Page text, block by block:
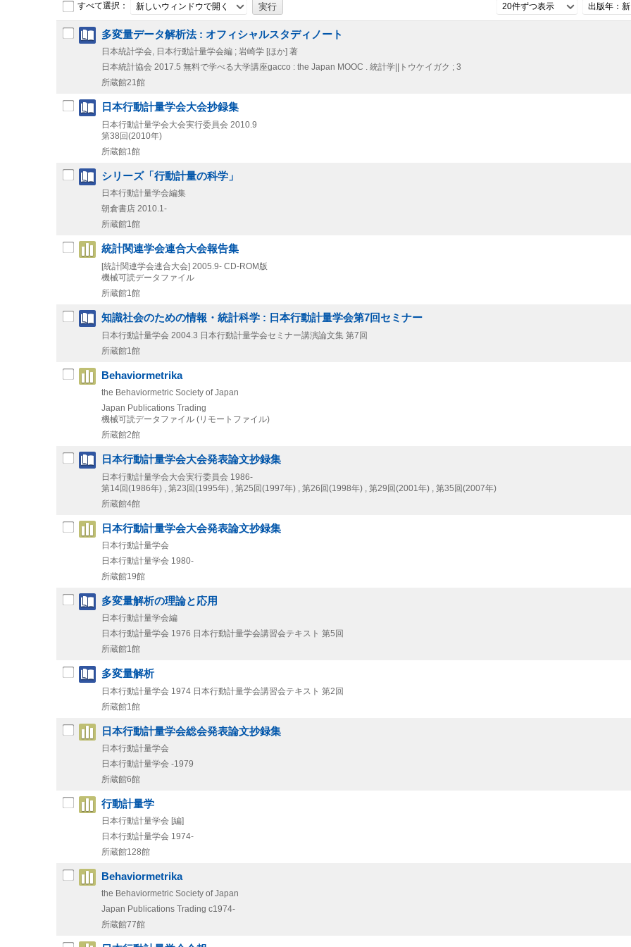
すべて選択： 新しいウィンドウで開く 20件ずつ表示 出版年：
多変量データ解析法 : オフィシャルスタディノート
日本統計学会, 日本行動計量学会編 ; 岩崎学 [ほか] 著
日本統計協会 2017.5 無料で学べる大学講座gacco : the Japan MOOC . 統計学||トウケイガク ; 3
所蔵館21館
日本行動計量学会大会抄録集
日本行動計量学会大会実行委員会 2010.9
第38回(2010年)
所蔵館1館
シリーズ「行動計量の科学」
日本行動計量学会編集
朝倉書店 2010.1-
所蔵館1館
統計関連学会連合大会報告集
[統計関連学会連合大会] 2005.9- CD-ROM版
機械可読データファイル
所蔵館1館
知識社会のための情報・統計科学 : 日本行動計量学会第7回セミナー
日本行動計量学会 2004.3 日本行動計量学会セミナー講演論文集 第7回
所蔵館1館
Behaviormetrika
the Behaviormetric Society of Japan
Japan Publications Trading
機械可読データファイル (リモートファイル)
所蔵館2館
日本行動計量学会大会発表論文抄録集
日本行動計量学会大会実行委員会 1986-
第14回(1986年) , 第23回(1995年) , 第25回(1997年) , 第26回(1998年) , 第29回(2001年) , 第35回(2007年)
所蔵館4館
日本行動計量学会大会発表論文抄録集
日本行動計量学会
日本行動計量学会 1980-
所蔵館19館
多変量解析の理論と応用
日本行動計量学会編
日本行動計量学会 1976 日本行動計量学会講習会テキスト 第5回
所蔵館1館
多変量解析
日本行動計量学会 1974 日本行動計量学会講習会テキスト 第2回
所蔵館1館
日本行動計量学会総会発表論文抄録集
日本行動計量学会
日本行動計量学会 -1979
所蔵館6館
行動計量学
日本行動計量学会 [編]
日本行動計量学会 1974-
所蔵館128館
Behaviormetrika
the Behaviormetric Society of Japan
Japan Publications Trading c1974-
所蔵館77館